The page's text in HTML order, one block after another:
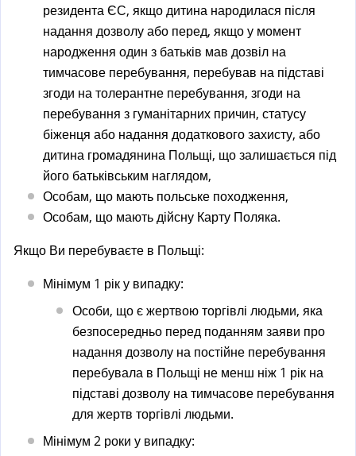
резидента ЄС, якщо дитина народилася після
надання дозволу або перед, якщо у момент
народження один з батьків мав дозвіл на
тимчасове перебування, перебував на підставі
згоди на толерантне перебування, згоди на
перебування з гуманітарних причин, статусу
біженця або надання додаткового захисту, або
дитина громадянина Польщі, що залишається під
його батьківським наглядом,
Особам, що мають польське походження,
Особам, що мають дійсну Карту Поляка.
Якщо Ви перебуваєте в Польщі:
Мінімум 1 рік у випадку:
Особи, що є жертвою торгівлі людьми, яка
безпосередньо перед поданням заяви про
надання дозволу на постійне перебування
перебувала в Польщі не менш ніж 1 рік на
підставі дозволу на тимчасове перебування
для жертв торгівлі людьми.
Мінімум 2 роки у випадку: